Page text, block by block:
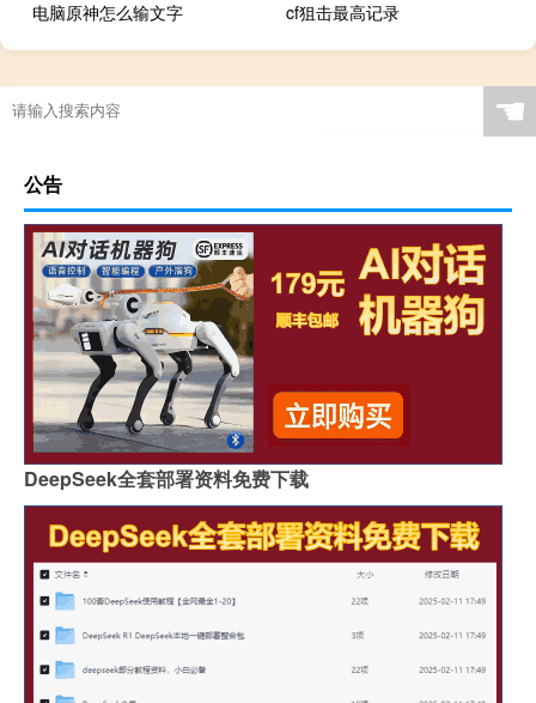
电脑原神怎么输文字
cf狙击最高记录
☚
公告
DeepSeek全套部署资料免费下载